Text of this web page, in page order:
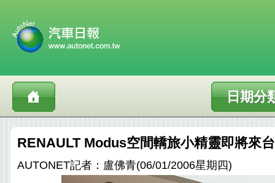
日期分
RENAULT Modus空間轎旅小精靈即將來
AUTONET記者：盧佛青(06/01/2006星期四)